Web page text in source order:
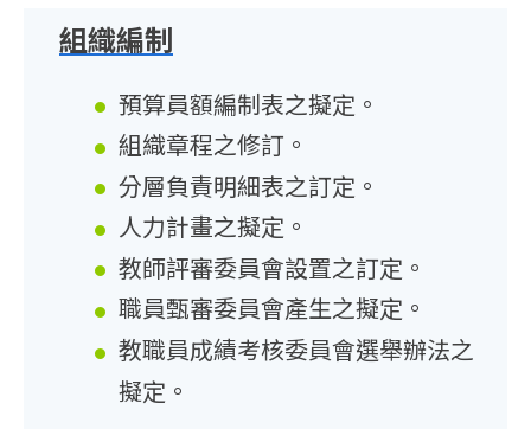
組織編制
預算員額編制表之擬定。
組織章程之修訂。
分層負責明細表之訂定。
人力計畫之擬定。
教師評審委員會設置之訂定。
職員甄審委員會產生之擬定。
教職員成績考核委員會選舉辦法之
擬定。